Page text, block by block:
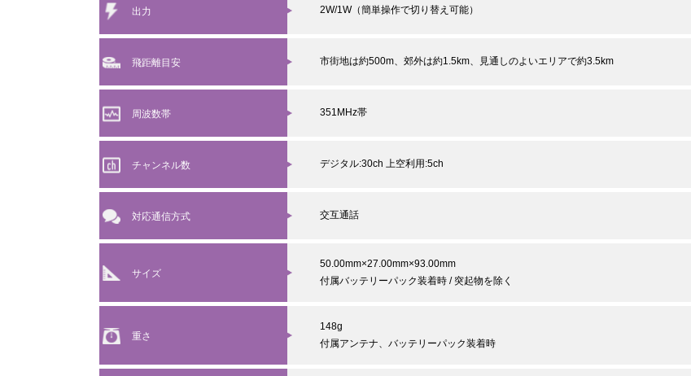
出力 2W/1W（簡単操作で切り替え可能）
飛距離目安 市街地は約500m、郊外は約1.5km、見通しのよいエリアで約3.5km
周波数帯 351MHz帯
チャンネル数 デジタル:30ch 上空利用:5ch
対応通信方式 交互通話
サイズ
50.00mm×27.00mm×93.00mm
付属バッテリーパック装着時 / 突起物を除く
重さ
148g
付属アンテナ、バッテリーパック装着時